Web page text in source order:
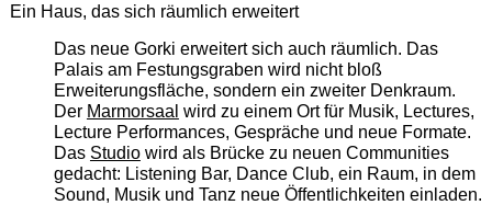
Ein Haus, das sich räumlich erweitert
Das neue Gorki erweitert sich auch räumlich. Das
Palais am Festungsgraben wird nicht bloß
Erweiterungsfläche, sondern ein zweiter Denkraum.
Der Marmorsaal wird zu einem Ort für Musik, Lectures,
Lecture Performances, Gespräche und neue Formate.
Das Studiowird als Brücke zu neuen Communities
gedacht: Listening Bar, Dance Club, ein Raum, in dem
Sound, Musik und Tanz neue Öffentlichkeiten einladen.